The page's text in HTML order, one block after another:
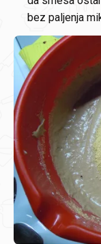
bez paljenja